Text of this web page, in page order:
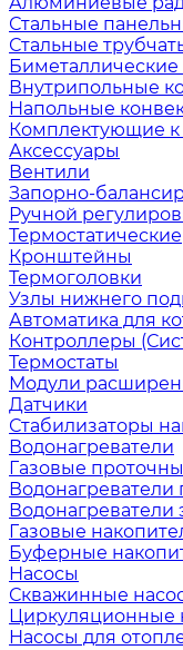
Стальные
Стальные
Внутрипольные
Напольные
Комплектующие к
Аксессуары
Вентили
Запорно-
Ручной
Термостатические
Кронштейны
Термоголовки
Узлы нижнего
Автоматика для
Контроллеры
Термостаты
Модули
Датчики
Стабилизаторы
Водонагреватели
Газовые
Водонагреватели
Водонагреватели
Газовые
Буферные
Насосы
Скважинные
Циркуляционные
Насосы для